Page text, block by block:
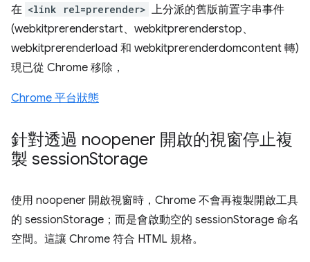
在 <link rel=prerender> 上分派的舊版前置字串事件
(webkitprerenderstart、webkitprerenderstop、
webkitprerenderload 和 webkitprerenderdomcontent 轉)
現已從 Chrome 移除，
Chrome 平台狀態
針對透過 noopener 開啟的視窗停止複
製 sessionStorage
使用 noopener 開啟視窗時，Chrome 不會再複製開啟工具
的 sessionStorage；而是會啟動空的 sessionStorage 命名
空間。這讓 Chrome 符合 HTML 規格。